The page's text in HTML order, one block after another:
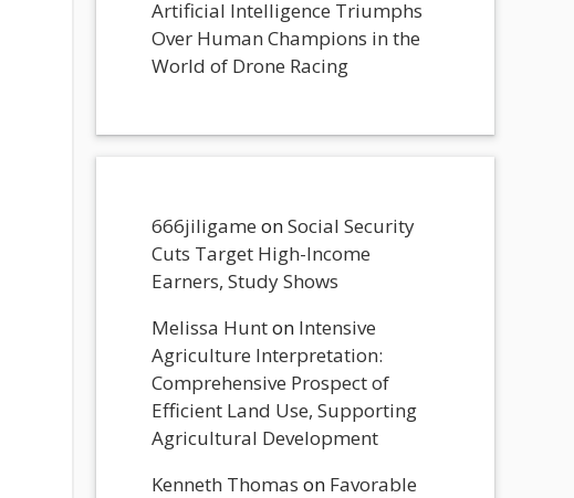
Artificial Intelligence Triumphs
Over Human Champions in the
World of Drone Racing
666jiligame onSocial Security
Cuts Target High-Income
Earners, Study Shows
Melissa Hunton Intensive
Agriculture Interpretation:
Comprehensive Prospect of
Efficient Land Use, Supporting
Agricultural Development
Kenneth Thomas on Favorable